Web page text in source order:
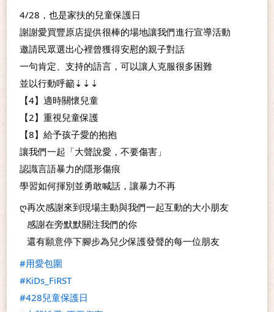
4/28，也是家扶的兒童保護日
謝謝愛買豐原店提供很棒的場地讓我們進行宣導活動
邀請民眾選出心裡曾獲得安慰的親子對話
一句肯定、支持的語言，可以讓人克服很多困難
並以行動呼籲⇣⇣⇣
【4】適時關懷兒童
【2】重視兒童保護
【8】給予孩子愛的抱抱
讓我們一起「大聲說愛，不要傷害」
認識言語暴力的隱形傷痕
學習如何揮別並勇敢喊話，讓暴力不再
ღ再次感謝來到現場主動與我們一起互動的大小朋友
感謝在旁默默關注我們的你
還有願意停下腳步為兒少保護發聲的每一位朋友
#用愛包圍
#KiDs_FiRST
#428兒童保護日